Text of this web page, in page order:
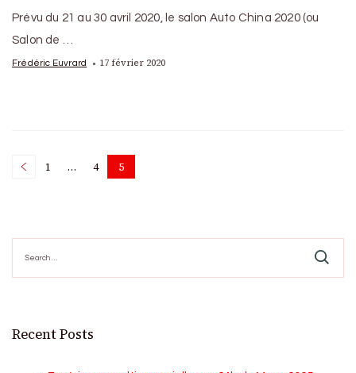
Prévu du 21 au 30 avril 2020, le salon Auto China 2020 (ou
Salon de …
Frédéric Euvrard 17 février 2020
Posts
Page
1 … Page
4 Page
5
for:
Recent Posts